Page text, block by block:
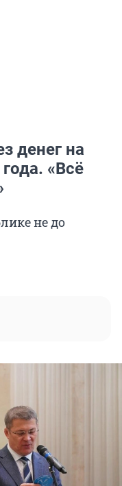
денег на
«Всё
не до